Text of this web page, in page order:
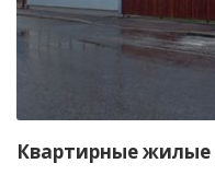
Квартирные